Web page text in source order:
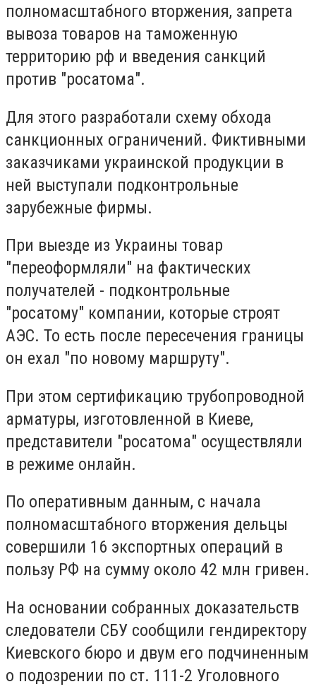
полномасштабного вторжения, запрета
вывоза товаров на таможенную
территорию рф и введения санкций
против "росатома".
Для этого разработали схему обхода
санкционных ограничений. Фиктивными
заказчиками украинской продукции в
ней выступали подконтрольные
зарубежные фирмы.
При выезде из Украины товар
"переоформляли" на фактических
получателей - подконтрольные
"росатому" компании, которые строят
АЭС. То есть после пересечения границы
он ехал "по новому маршруту".
При этом сертификацию трубопроводной
арматуры, изготовленной в Киеве,
представители "росатома" осуществляли
в режиме онлайн.
По оперативным данным, с начала
полномасштабного вторжения дельцы
совершили 16 экспортных операций в
пользу РФ на сумму около 42 млн гривен.
На основании собранных доказательств
следователи СБУ сообщили гендиректору
Киевского бюро и двум его подчиненным
о подозрении по ст. 111-2 Уголовного